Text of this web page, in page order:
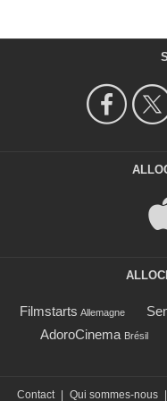
Filmstarts Allemagne
AdoroCinema Brésil
Contact Qui sommes-nous